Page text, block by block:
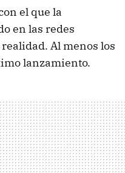
el que la
en las redes
Al menos los
lanzamiento.